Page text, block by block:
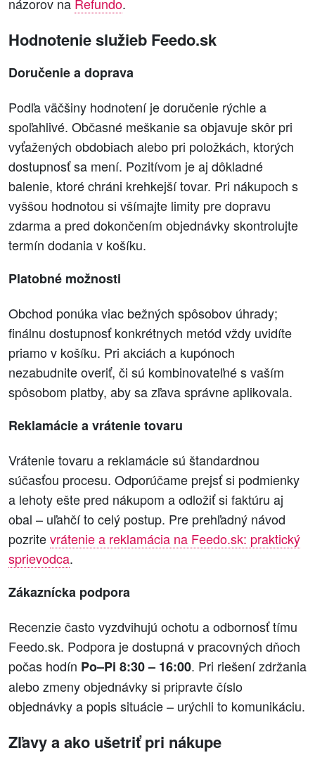
Hodnotenie služieb Feedo.sk
Doručenie a doprava
Podľa väčšiny hodnotení je doručenie rýchle a
spoľahlivé. Občasné meškanie sa objavuje skôr pri
vyťažených obdobiach alebo pri položkách, ktorých
dostupnosť sa mení. Pozitívom je aj dôkladné
balenie, ktoré chráni krehkejší tovar. Pri nákupoch s
vyššou hodnotou si všímajte limity pre dopravu
zdarma a pred dokončením objednávky skontrolujte
termín dodania v košíku.
Platobné možnosti
Obchod ponúka viac bežných spôsobov úhrady;
finálnu dostupnosť konkrétnych metód vždy uvidíte
priamo v košíku. Pri akciách a kupónoch
nezabudnite overiť, či sú kombinovateľné s vaším
spôsobom platby, aby sa zľava správne aplikovala.
Reklamácie a vrátenie tovaru
Vrátenie tovaru a reklamácie sú štandardnou
súčasťou procesu. Odporúčame prejsť si podmienky
a lehoty ešte pred nákupom a odložiť si faktúru aj
obal – uľahčí to celý postup. Pre prehľadný návod
pozritevrátenie a reklamácia na Feedo.sk: praktický
sprievodca.
Zákaznícka podpora
Recenzie často vyzdvihujú ochotu a odbornosť tímu
Feedo.sk. Podpora je dostupná v pracovných dňoch
počas hodín Po–Pi 8:30 – 16:00. Pri riešení zdržania
alebo zmeny objednávky si pripravte číslo
objednávky a popis situácie – urýchli to komunikáciu.
Zľavy a ako ušetriť pri nákupe